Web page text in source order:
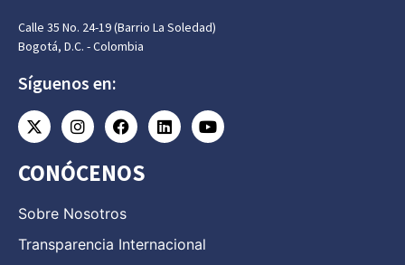
Calle 35 No. 24-19 (Barrio La Soledad)
Bogotá, D.C. - Colombia
Síguenos en:
CONÓCENOS
Sobre Nosotros
Transparencia Internacional